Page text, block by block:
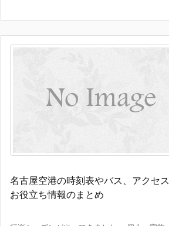
名古屋空港の時刻表やバス、アクセ
お役立ち情報のまとめ